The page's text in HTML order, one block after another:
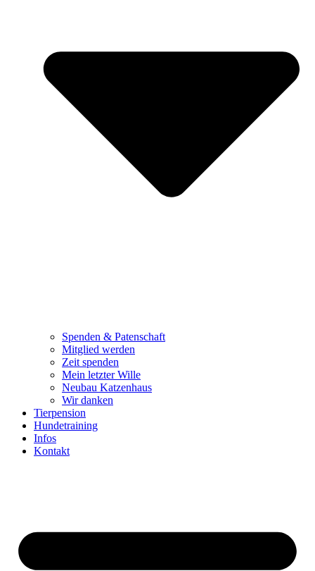
Spenden & Patenschaft
Mitglied werden
Zeit spenden
Mein letzter Wille
Neubau Katzenhaus
Wir danken
Tierpension
Hundetraining
Infos
Kontakt